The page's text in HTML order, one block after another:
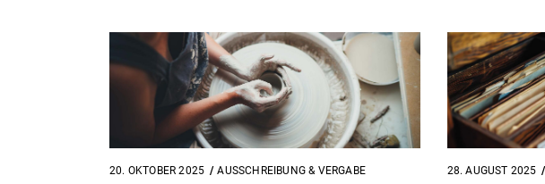
20. OKTOBER 2025 AUSSCHREIBUNG & VERGABE 28. AUGUST 2025